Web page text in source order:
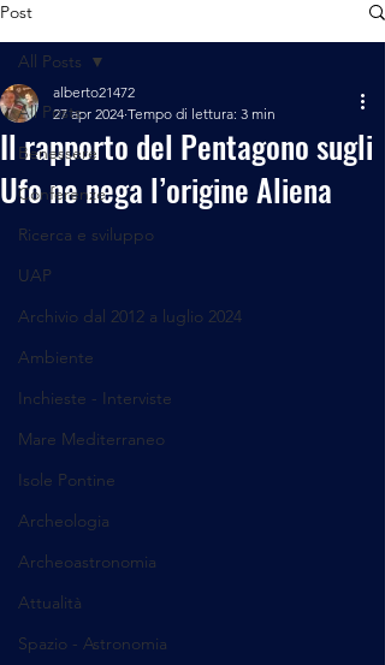
Post
All Posts
Benessere
Conferenze
Ricerca e sviluppo
UAP
Archivio dal 2012 a luglio 2024
Ambiente
Inchieste - Interviste
Mare Mediterraneo
Isole Pontine
Archeologia
Archeoastronomia
Attualità
Spazio - Astronomia
All Posts
Il rapporto del Pentagono sugli
Ufo ne nega l’origine Aliena
alberto21472
27 apr 2024 Tempo di lettura: 3 min